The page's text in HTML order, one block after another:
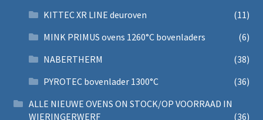
KITTEC XR LINE deuroven
(11)
MINK PRIMUS ovens 1260°C bovenladers
(6)
NABERTHERM
(38)
PYROTEC bovenlader 1300°C
(36)
ALLE NIEUWE OVENS ON STOCK/OP VOORRAAD IN
WIERINGERWERF
(36)